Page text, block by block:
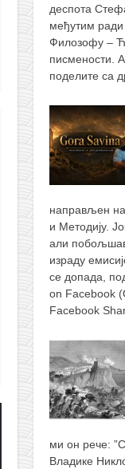
деспота
међутим ради
Филозофу –
писмености.
поделите са
направљен
и Методију.
али
израду
се допада,
on Facebook
Facebook
ми он рече:
Владике